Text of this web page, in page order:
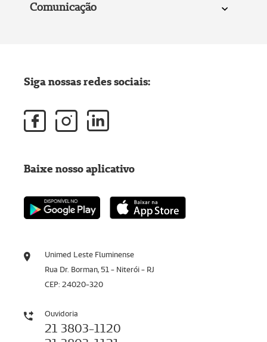
Comunicação
Unimed Leste Fluminense
Rua Dr. Borman, 51 - Niterói - RJ
CEP: 24020-320
Ouvidoria
21 3803-1120
Siga nossas redes sociais:
Baixe nosso aplicativo